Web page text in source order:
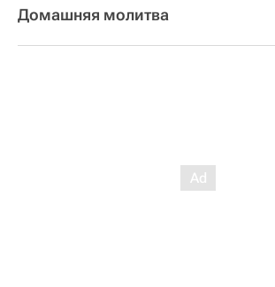
Домашняя молитва